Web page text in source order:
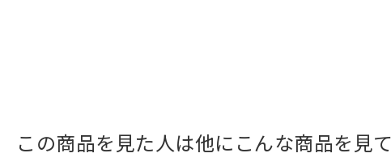
この商品を見た人は他にこんな商品を見て